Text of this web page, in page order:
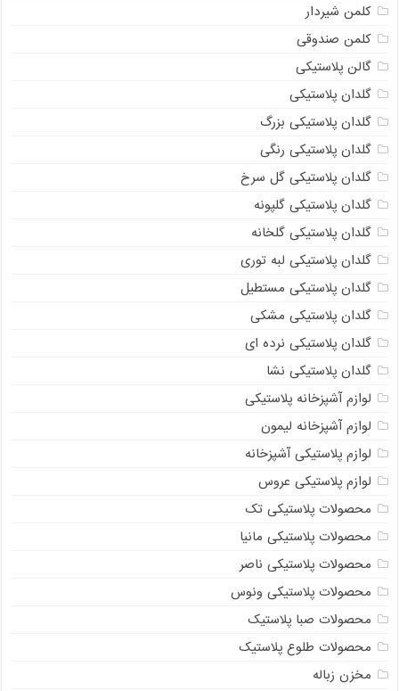
کلمن شیردار
کلمن صندوقی
گالن پلاستیکی
گلدان پلاستیکی
گلدان پلاستیکی بزرگ
گلدان پلاستیکی رنگی
گلدان پلاستیکی گل سرخ
گلدان پلاستیکی گلپونه
گلدان پلاستیکی گلخانه
گلدان پلاستیکی لبه توری
گلدان پلاستیکی مستطیل
گلدان پلاستیکی مشکی
گلدان پلاستیکی نرده ای
گلدان پلاستیکی نشا
لوازم آشپزخانه پلاستیکی
لوازم آشپزخانه لیمون
لوازم پلاستیکی آشپزخانه
لوازم پلاستیکی عروس
محصولات پلاستیکی تک
محصولات پلاستیکی مانیا
محصولات پلاستیکی ناصر
محصولات پلاستیکی ونوس
محصولات صبا پلاستیک
محصولات طلوع پلاستیک
مخزن زباله